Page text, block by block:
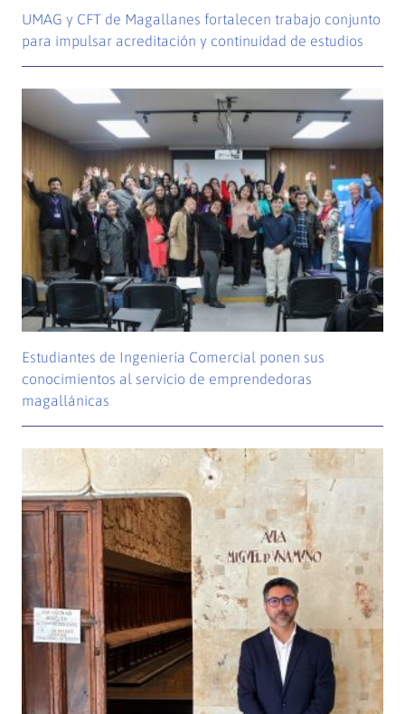
UMAG y CFT de Magallanes fortalecen trabajo conjunto
para impulsar acreditación y continuidad de estudios
Estudiantes de Ingeniería Comercial ponen sus
conocimientos al servicio de emprendedoras
magallánicas